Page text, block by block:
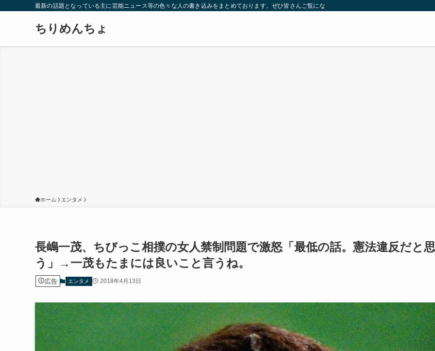
最新の話題となっている主に芸能ニュース等の色々な人の書き込みをまとめております。ぜひ皆さんご覧になっていってください。
ちりめんちょ
ホーム エンタメ
長嶋一茂、ちびっこ相撲の女人禁制問題で激怒「最低の話。憲法違反だと思
う」→一茂もたまには良いこと言うね。
広告 エンタメ 2018年4月13日